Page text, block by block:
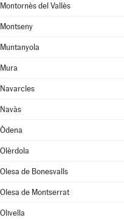
Montornès del Vallès
Montseny
Muntanyola
Mura
Navarcles
Navàs
Òdena
Olèrdola
Olesa de Bonesvalls
Olesa de Montserrat
Olivella